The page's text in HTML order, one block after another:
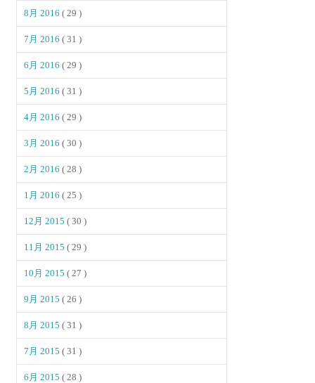
8月 2016( 29 )
7月 2016( 31 )
6月 2016( 29 )
5月 2016( 31 )
4月 2016( 29 )
3月 2016( 30 )
2月 2016( 28 )
1月 2016( 25 )
12月 2015( 30 )
11月 2015( 29 )
10月 2015( 27 )
9月 2015( 26 )
8月 2015( 31 )
7月 2015( 31 )
6月 2015( 28 )